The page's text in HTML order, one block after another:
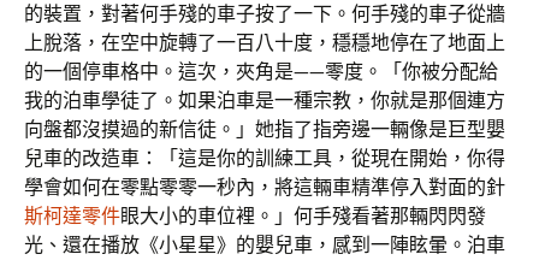
的裝置，對著何手殘的車子按了一下。何手殘的車子從牆
上脫落，在空中旋轉了一百八十度，穩穩地停在了地面上
的一個停車格中。這次，夾角是——零度。「你被分配給
我的泊車學徒了。如果泊車是一種宗教，你就是那個連方
向盤都沒摸過的新信徒。」她指了指旁邊一輛像是巨型嬰
兒車的改造車：「這是你的訓練工具，從現在開始，你得
學會如何在零點零零一秒內，將這輛車精準停入對面的針
斯柯達零件眼大小的車位裡。」何手殘看著那輛閃閃發
光、還在播放《小星星》的嬰兒車，感到一陣眩暈。泊車